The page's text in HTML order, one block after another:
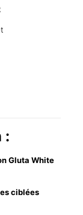
:
Gluta White
ciblées